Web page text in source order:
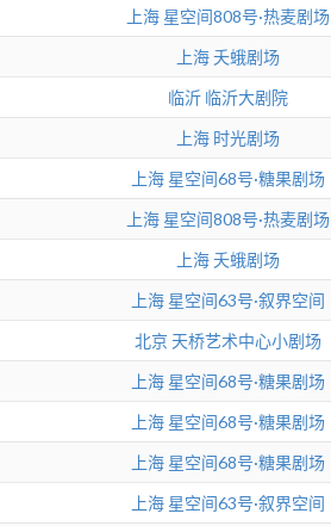
上海 星空间808号·热麦剧场
上海夭蛾剧场
临沂 临沂大剧院
上海 时光剧场
上海 星空间68号·糖果剧场
上海 星空间808号·热麦剧场
上海夭蛾剧场
上海 星空间63号·叙界空间
北京 天桥艺术中心小剧场
上海 星空间68号·糖果剧场
上海 星空间68号·糖果剧场
上海 星空间68号·糖果剧场
上海 星空间63号·叙界空间